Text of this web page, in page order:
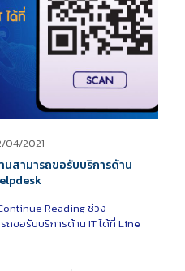
04/2021
สามารถขอรับบริการด้าน
Readingช่วง
ถขอรับบริการด้าน IT ได้ที่ Line